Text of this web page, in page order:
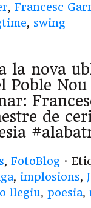
, Francesc
, swing
la nova
Poble
de
, FotoBlog ·
, implosions,
llegiu, poesia,